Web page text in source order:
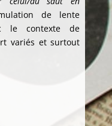
de lente
le contexte de
variés et surtout